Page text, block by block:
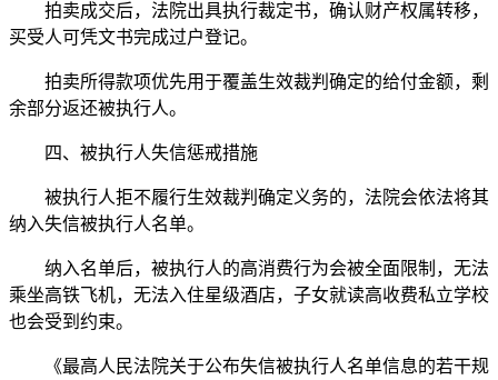
拍卖成交后，法院出具执行裁定书，确认财产权属转移，
买受人可凭文书完成过户登记。
拍卖所得款项优先用于覆盖生效裁判确定的给付金额，剩
余部分返还被执行人。
四、被执行人失信惩戒措施
被执行人拒不履行生效裁判确定义务的，法院会依法将其
纳入失信被执行人名单。
纳入名单后，被执行人的高消费行为会被全面限制，无法
乘坐高铁飞机，无法入住星级酒店，子女就读高收费私立学校
也会受到约束。
《最高人民法院关于公布失信被执行人名单信息的若干规